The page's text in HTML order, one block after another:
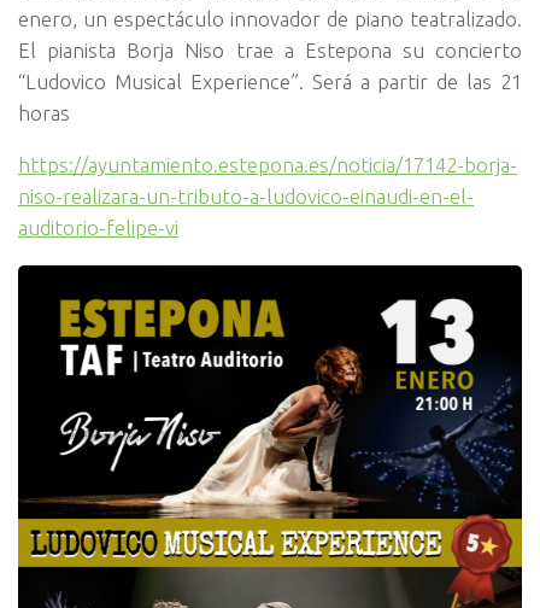
enero, un espectáculo innovador de piano teatralizado.
El pianista Borja Niso trae a Estepona su concierto
“Ludovico Musical Experience”. Será a partir de las 21
horas
https://ayuntamiento.estepona.es/noticia/17142-borja-
niso-realizara-un-tributo-a-ludovico-einaudi-en-el-
auditorio-felipe-vi